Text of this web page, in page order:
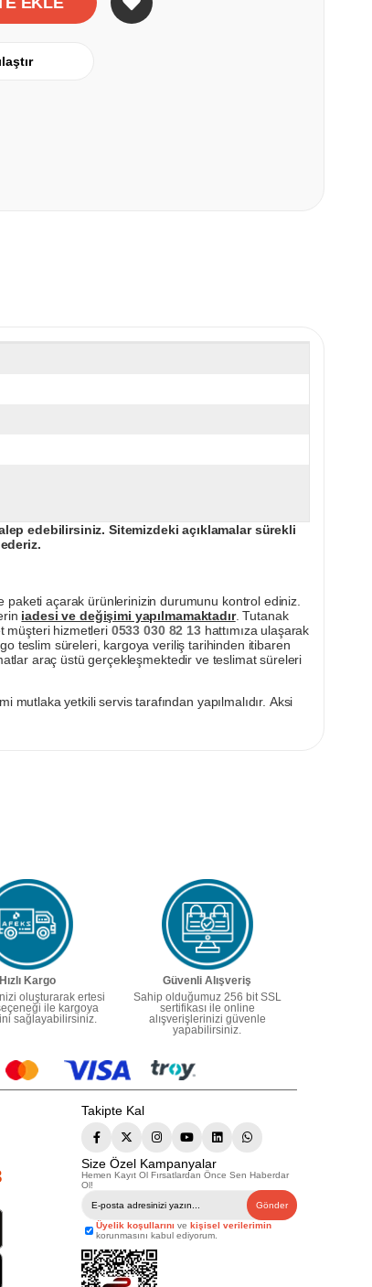
edebilirsiniz. Sitemizdeki açıklamalar sürekli
açarak ürünlerinizin durumunu kontrol ediniz.
iadesi ve değişimi yapılmamaktadır. Tutanak
müşteri hizmetleri 0533 030 82 13hattımıza ulaşarak
teslim süreleri, kargoya veriliş tarihinden itibaren
araç üstü gerçekleşmektedir ve teslimat süreleri
mutlaka yetkili servis tarafından yapılmalıdır. Aksi
Hızlı Kargo
oluşturarak ertesi
ile kargoya
sağlayabilirsiniz.
Güvenli Alışveriş
Sahip olduğumuz 256 bit SSL
sertifikası ile online
alışverişlerinizi güvenle
yapabilirsiniz.
Takipte Kal
Size Özel Kampanyalar
Hemen Kayıt Ol Fırsatlardan Önce Sen Haberdar
Ol!
Gönder
Üyelik koşullarını ve kişisel verilerimin
korunmasını kabul ediyorum.